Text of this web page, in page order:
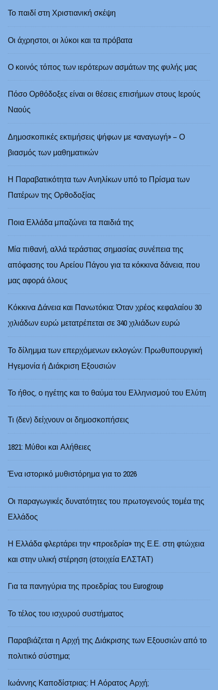
Το παιδί στη Χριστιανική σκέψη
Οι άχρηστοι, οι λύκοι και τα πρόβατα
Ο κοινός τόπος των ιερότερων ασμάτων της φυλής μας
Πόσο Ορθόδοξες είναι οι θέσεις επισήμων στους Ιερούς
Ναούς
Δημοσκοπικές εκτιμήσεις ψήφων με «αναγωγή» – Ο
βιασμός των μαθηματικών
Η Παραβατικότητα των Ανηλίκων υπό το Πρίσμα των
Πατέρων της Ορθοδοξίας
Ποια Ελλάδα μπαζώνει τα παιδιά της
Μία πιθανή, αλλά τεράστιας σημασίας συνέπεια της
απόφασης του Αρείου Πάγου για τα κόκκινα δάνεια, που
μας αφορά όλους
Κόκκινα Δάνεια και Πανωτόκια: Όταν χρέος κεφαλαίου 30
χιλιάδων ευρώ μετατρέπεται σε 340 χιλιάδων ευρώ
Το δίλημμα των επερχόμενων εκλογών: Πρωθυπουργική
Ηγεμονία ή Διάκριση Εξουσιών
Το ήθος, ο ηγέτης και το θαύμα του Ελληνισμού του Ελύτη
Τι (δεν) δείχνουν οι δημοσκοπήσεις
1821: Μύθοι και Αλήθειες
Ένα ιστορικό μυθιστόρημα για το 2026
Οι παραγωγικές δυνατότητες του πρωτογενούς τομέα της
Ελλάδος
Η Ελλάδα φλερτάρει την «προεδρία» της Ε.Ε. στη φτώχεια
και στην υλική στέρηση (στοιχεία ΕΛΣΤΑΤ)
Για τα πανηγύρια της προεδρίας του Eurogroup
Το τέλος του ισχυρού συστήματος
Παραβιάζεται η Αρχή της Διάκρισης των Εξουσιών από το
πολιτικό σύστημα;
Ιωάννης Καποδίστριας: Η Αόρατος Αρχή;